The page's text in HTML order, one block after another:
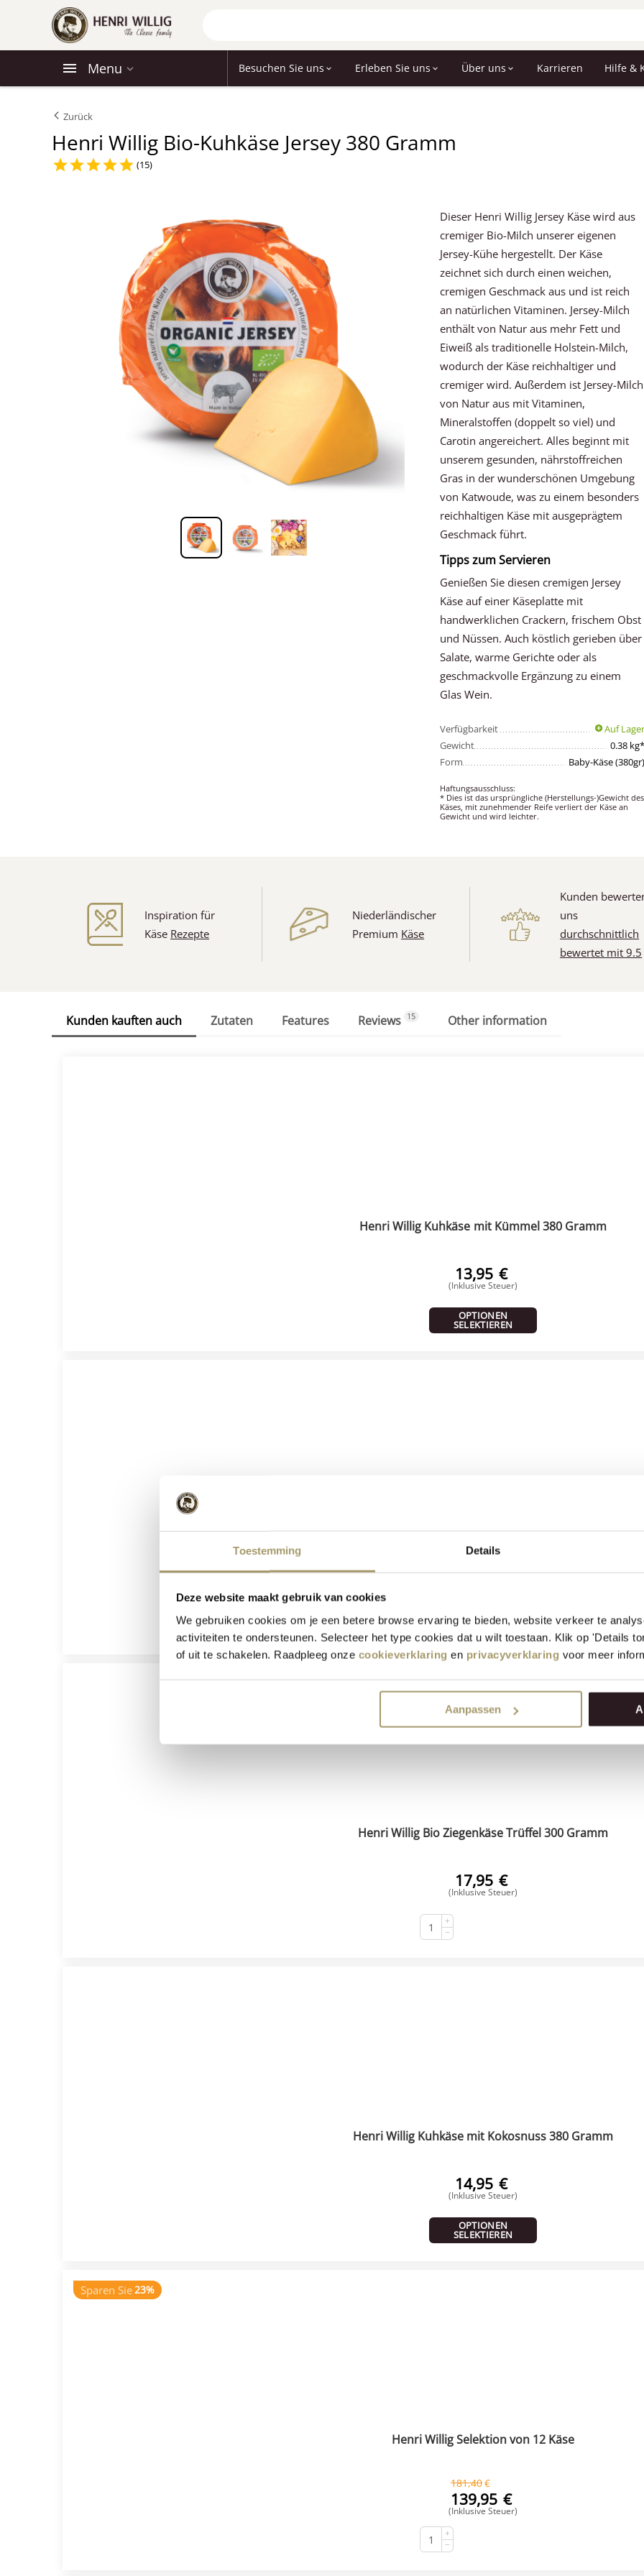
Toestemming Details
Deze website maakt gebruik van cookies
We gebruiken cookies om je een betere browse ervaring te bieden, website verkeer te
activiteiten te ondersteunen. Selecteer het type cookies dat u wilt toestaan. Klik op 'Details
of uit te schakelen. Raadpleeg onze cookieverklaring en privacyverklaring voor meer
Aanpassen
Menu Besuchen Sie uns Erleben Sie uns Über uns Karrieren Hilfe &
Zurück
Henri Willig Bio-Kuhkäse Jersey 380 Gramm
(15)
Dieser Henri Willig Jersey Käse wird aus
cremiger Bio-Milch unserer eigenen
Jersey-Kühe hergestellt. Der Käse
zeichnet sich durch einen weichen,
cremigen Geschmack aus und ist reich
an natürlichen Vitaminen. Jersey-Milch
enthält von Natur aus mehr Fett und
Eiweiß als traditionelle Holstein-Milch,
wodurch der Käse reichhaltiger und
cremiger wird. Außerdem ist Jersey-Milch
von Natur aus mit Vitaminen,
Mineralstoffen (doppelt so viel) und
Carotin angereichert. Alles beginnt mit
unserem gesunden, nährstoffreichen
Gras in der wunderschönen Umgebung
von Katwoude, was zu einem besonders
reichhaltigen Käse mit ausgeprägtem
Geschmack führt.
Tipps zum Servieren
Genießen Sie diesen cremigen Jersey
Käse auf einer Käseplatte mit
handwerklichen Crackern, frischem Obst
und Nüssen. Auch köstlich gerieben über
Salate, warme Gerichte oder als
geschmackvolle Ergänzung zu einem
Glas Wein.
Verfügbarkeit
Auf Lager
Gewicht
0.38 kg*
Form
Baby-Käse (380gr)
Haftungsausschluss:
* Dies ist das ursprüngliche (Herstellungs-)Gewicht des
Käses, mit zunehmender Reife verliert der Käse an
Gewicht und wird leichter.
Inspiration für
Käse Rezepte
Niederländischer
Premium Käse
Kunden
uns
durchschnittlich
bewertet mit 9.5
Kunden kauften auch Zutaten Features Reviews 15 Other information
Henri Willig Kuhkäse mit Kümmel 380 Gramm
13,95 €
(Inklusive Steuer)
OPTIONEN
SELEKTIEREN
Henri Willig Ziegenkäse mit Lavendel 300 Gramm
16,95 €
+
KAUFEN
Henri Willig Bio Ziegenkäse Trüffel 300 Gramm
17,95 €
(Inklusive Steuer)
+
−
Henri Willig Kuhkäse mit Kokosnuss 380 Gramm
14,95 €
(Inklusive Steuer)
OPTIONEN
SELEKTIEREN
Sparen Sie23%
Henri Willig Selektion von 12 Käse
181,40€
139,95 €
(Inklusive Steuer)
+
−